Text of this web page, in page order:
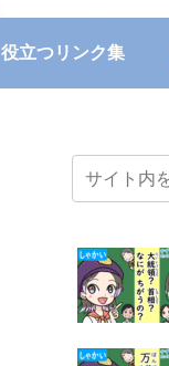
役立つリンク集